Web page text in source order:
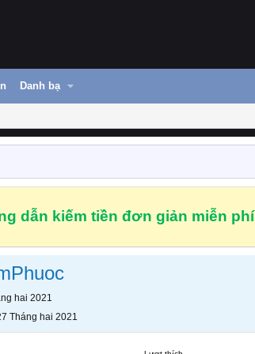
Danh bạ
dẫn kiếm tiền đơn giản miễn phí
hai 2021
Tháng hai 2021